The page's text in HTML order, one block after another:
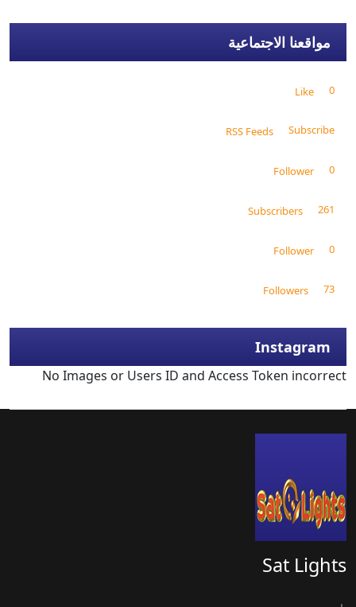
مواقعنا الاجتماعية
0
Like
Subscribe
RSS Feeds
0
Follower
261
Subscribers
0
Follower
73
Followers
Instagram
No Images or Users ID and Access Token incorrect
Sat Lights